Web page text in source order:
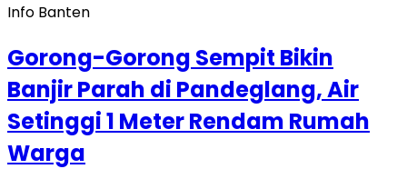
Info Banten
Gorong-Gorong Sempit Bikin
Banjir Parah di Pandeglang, Air
Setinggi 1 Meter Rendam Rumah
Warga